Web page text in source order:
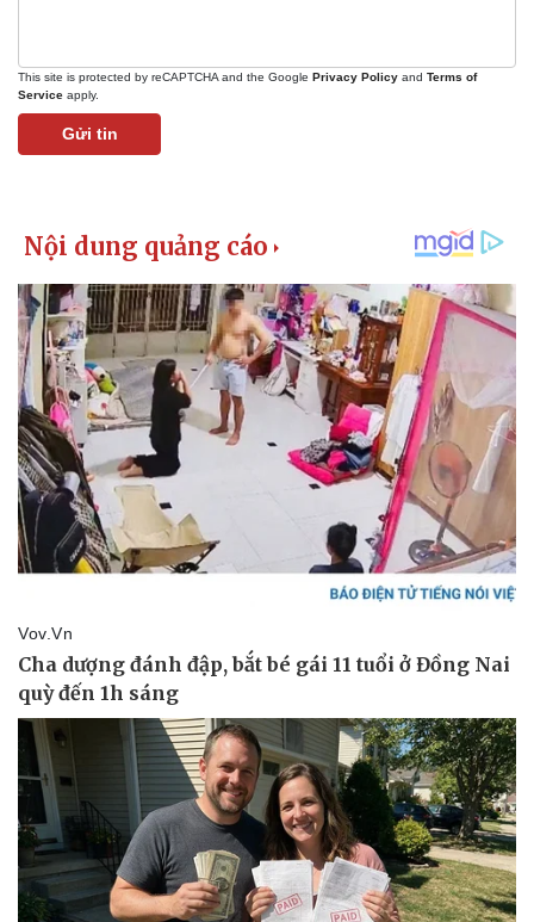
This site is protected by reCAPTCHA and the Google Privacy Policy and Terms of
Service apply.
Gửi tin